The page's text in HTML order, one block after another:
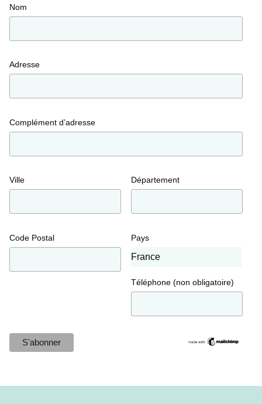
Nom
Adresse
Complément d’adresse
Ville Département
Code Postal Pays
Téléphone (non obligatoire)